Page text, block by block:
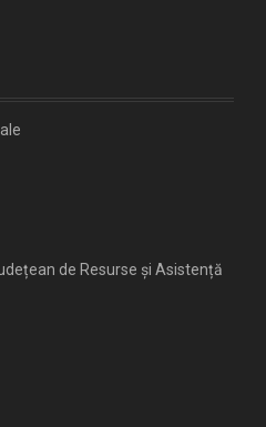
de Resurse și Asistență